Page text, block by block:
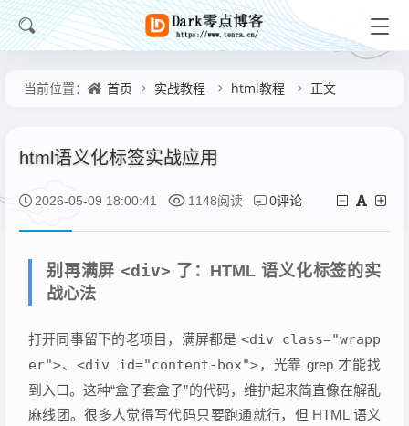
当前位置： 首页 实战教程 html教程 正文
html语义化标签实战应用
2026-05-09 18:00:41 1148阅读 0评论
别再满屏 <div> 了：HTML 语义化标签的实
战心法
打开同事留下的老项目，满屏都是 <div class="wrapp
er">、 <div id="content-box">，光靠 grep 才能找
到入口。这种“盒子套盒子”的代码，维护起来简直像在解乱
麻线团。很多人觉得写代码只要跑通就行，但 HTML 语义